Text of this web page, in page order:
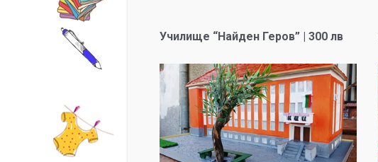
Училище “Найден Геров” | 300 лв